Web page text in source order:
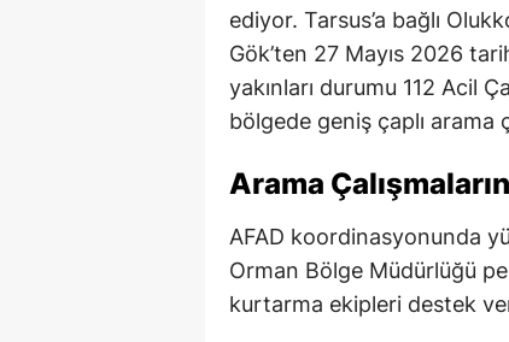
ediyor. Tarsus’a bağlı
Gök’ten 27 Mayıs 2026
yakınları durumu 112 Acil
bölgede geniş çaplı arama
Arama
AFAD koordinasyonunda
Orman Bölge Müdürlüğü
kurtarma ekipleri destek